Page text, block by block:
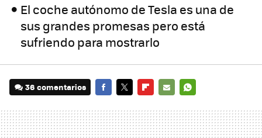
El coche autónomo de Tesla es una de
sus grandes promesas pero está
sufriendo para mostrarlo
36 comentarios
MAIL